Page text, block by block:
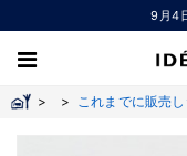
9月4
> > これまでに販売